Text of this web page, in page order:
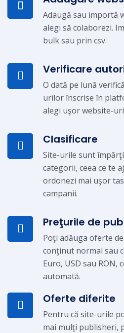
Adaugă sau importă
alegi să colaborezi.
bulk sau prin csv.
Verificare
O dată pe lună
urilor înscrise în
alegi uşor website-
Clasificare
Site-urile sunt
categorii, ceea ce te
ordonezi mai uşor
campanii.
Preţurile de
Poţi adăuga oferte
conţinut normal sau
Euro, USD sau RON,
automată.
Oferte diferite
Pentru că site-urile
mai mulţi publisheri,